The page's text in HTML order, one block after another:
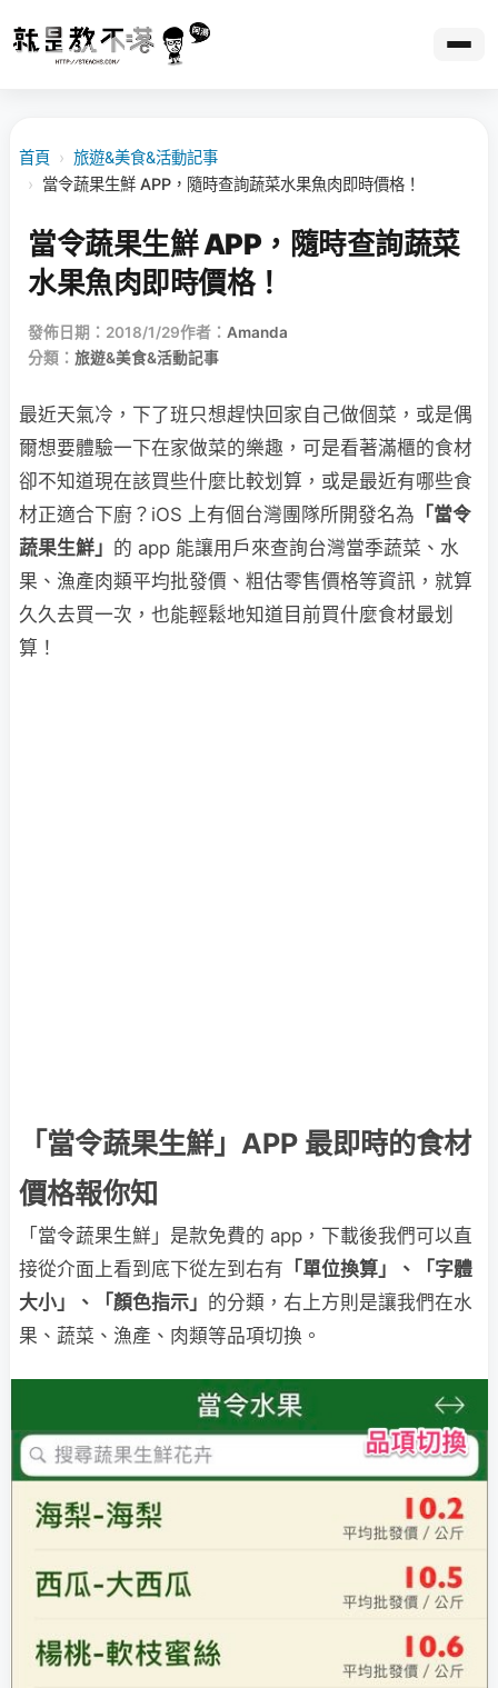
首頁 › 旅遊&美食&活動記事
› 當令蔬果生鮮 APP，隨時查詢蔬菜水果魚肉即時價格！
當令蔬果生鮮 APP，隨時查詢蔬菜
水果魚肉即時價格！
發佈日期：2018/1/29作者： Amanda
分類： 旅遊&美食&活動記事
最近天氣冷，下了班只想趕快回家自己做個菜，或是偶
爾想要體驗一下在家做菜的樂趣，可是看著滿櫃的食材
卻不知道現在該買些什麼比較划算，或是最近有哪些食
材正適合下廚？iOS 上有個台灣團隊所開發名為 「當令
蔬果生鮮」 的 app 能讓用戶來查詢台灣當季蔬菜、水
果、漁產肉類平均批發價、粗估零售價格等資訊，就算
久久去買一次，也能輕鬆地知道目前買什麼食材最划
算！
「當令蔬果生鮮」APP 最即時的食材
價格報你知
「當令蔬果生鮮」是款免費的 app，下載後我們可以直
接從介面上看到底下從左到右有 「單位換算」、「字體
大小」、「顏色指示」 的分類，右上方則是讓我們在水
果、蔬菜、漁產、肉類等品項切換。